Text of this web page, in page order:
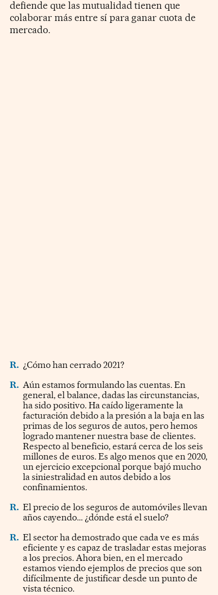
defiende que las mutualidad tienen que
colaborar más entre sí para ganar cuota de
mercado.
R. ¿Cómo han cerrado 2021?
R. Aún estamos formulando las cuentas. En
general, el balance, dadas las circunstancias,
ha sido positivo. Ha caído ligeramente la
facturación debido a la presión a la baja en las
primas de los seguros de autos, pero hemos
logrado mantener nuestra base de clientes.
Respecto al beneficio, estará cerca de los seis
millones de euros. Es algo menos que en 2020,
un ejercicio excepcional porque bajó mucho
la siniestralidad en autos debido a los
confinamientos.
R. El precio de los seguros de automóviles llevan
años cayendo... ¿dónde está el suelo?
R. El sector ha demostrado que cada ve es más
eficiente y es capaz de trasladar estas mejoras
a los precios. Ahora bien, en el mercado
estamos viendo ejemplos de precios que son
difícilmente de justificar desde un punto de
vista técnico.